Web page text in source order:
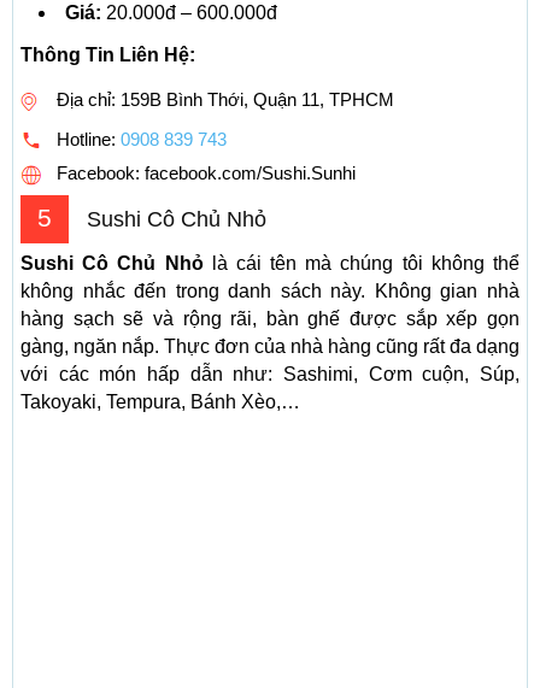
Giá: 20.000đ – 600.000đ
Thông Tin Liên Hệ:
Địa chỉ: 159B Bình Thới, Quận 11, TPHCM
Hotline: 0908 839 743
Facebook: facebook.com/Sushi.Sunhi
5 Sushi Cô Chủ Nhỏ
Sushi Cô Chủ Nhỏlà cái tên mà chúng tôi không thể
không nhắc đến trong danh sách này. Không gian nhà
hàng sạch sẽ và rộng rãi, bàn ghế được sắp xếp gọn
gàng, ngăn nắp. Thực đơn của nhà hàng cũng rất đa dạng
với các món hấp dẫn như: Sashimi, Cơm cuộn, Súp,
Takoyaki, Tempura, Bánh Xèo,…